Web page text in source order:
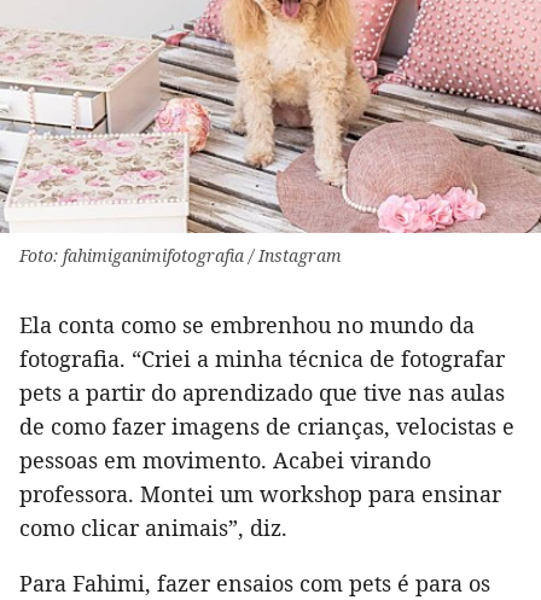
Foto: fahimiganimifotografia / Instagram
Ela conta como se embrenhou no mundo da
fotografia. “Criei a minha técnica de fotografar
pets a partir do aprendizado que tive nas aulas
de como fazer imagens de crianças, velocistas e
pessoas em movimento. Acabei virando
professora. Montei um workshop para ensinar
como clicar animais”, diz.
Para Fahimi, fazer ensaios com pets é para os